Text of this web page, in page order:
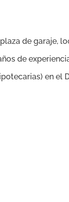
de garaje,
de
en el